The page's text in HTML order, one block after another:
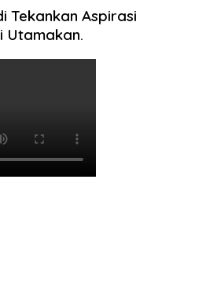
Tekankan Aspirasi
Utamakan.